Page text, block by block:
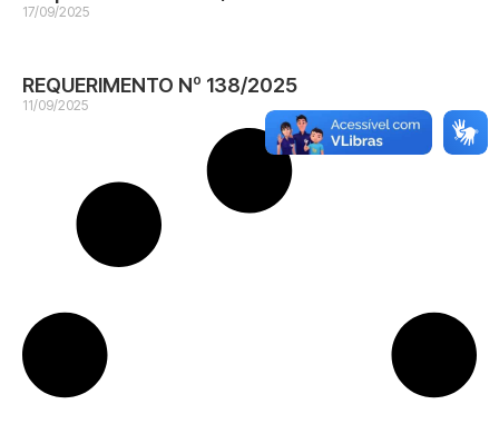
17/09/2025
REQUERIMENTO Nº 138/2025
11/09/2025